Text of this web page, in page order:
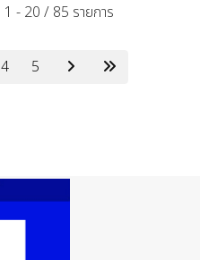
1 - 20 / 85 รายการ
4 5